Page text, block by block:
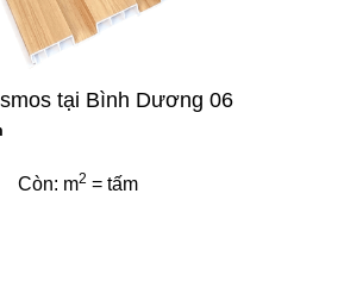
tại Bình Dương 06
Còn: m2 = tấm